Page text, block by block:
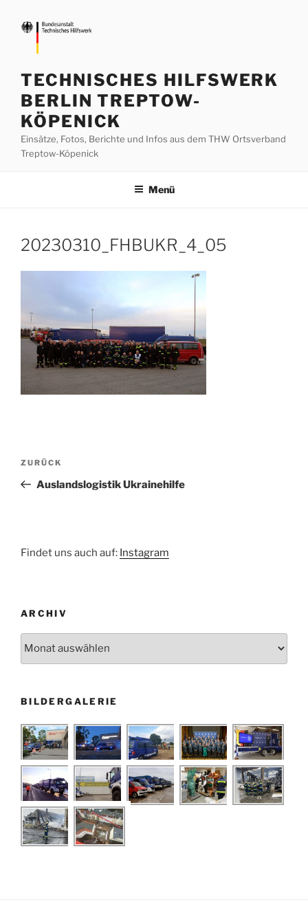
Inhalt
springen
TECHNISCHES HILFSWERK
BERLIN TREPTOW-
KÖPENICK
Einsätze, Fotos, Berichte und Infos aus dem THW Ortsverband
Treptow-Köpenick
Menü
20230310_FHBUKR_4_05
Beitragsnavigation
Vorheriger
Beitrag
ZURÜCK
Auslandslogistik Ukrainehilfe
Findet uns auch auf: Instagram
ARCHIV
BILDERGALERIE